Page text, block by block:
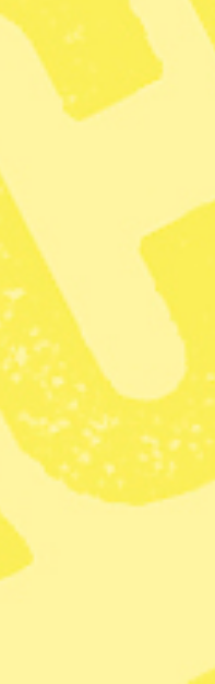
med Ungern om
organisationer.
i våra
inte onödigt
den nya lagen
inte är förenlig
förste vice
uttalande.
sorts registrering och
som ett försök att
skäl.
månad på sig att
också en månad
mot nya
inför EUs